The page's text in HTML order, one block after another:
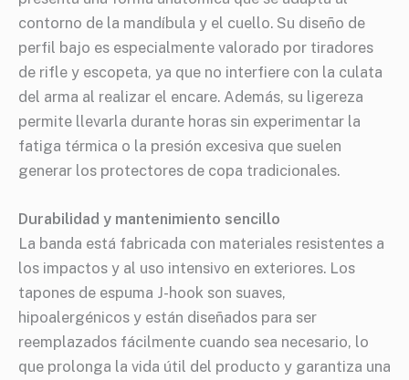
contorno de la mandíbula y el cuello. Su diseño de
perfil bajo es especialmente valorado por tiradores
de rifle y escopeta, ya que no interfiere con la culata
del arma al realizar el encare. Además, su ligereza
permite llevarla durante horas sin experimentar la
fatiga térmica o la presión excesiva que suelen
generar los protectores de copa tradicionales.
Durabilidad y mantenimiento sencillo
La banda está fabricada con materiales resistentes a
los impactos y al uso intensivo en exteriores. Los
tapones de espuma J-hook son suaves,
hipoalergénicos y están diseñados para ser
reemplazados fácilmente cuando sea necesario, lo
que prolonga la vida útil del producto y garantiza una